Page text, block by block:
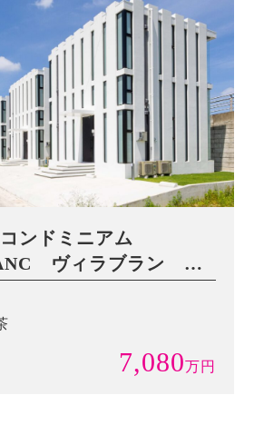
コンドミニアム
ヴィラブラン Ｅ
7,080 万 円